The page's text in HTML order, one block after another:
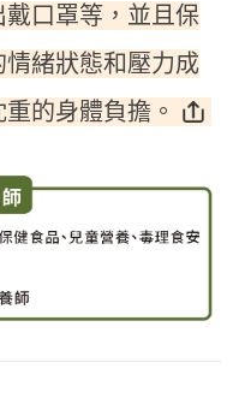
口罩等，並且保
緒狀態和壓力成
的身體負擔。